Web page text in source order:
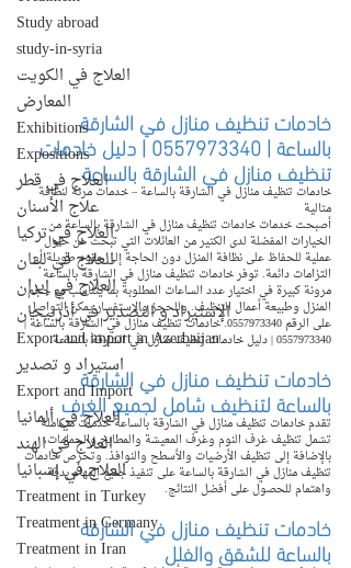
Study abroad
study-in-syria
العلاج في الكويت
المعارض
Exhibitions
Expositions
العلاج في قطر
علاج الأسنان
العلاج في تركيا
العلاج في لبنان
العلاج في إيران
الإستيراد و التصدير في أذربيجان
Export and import in Azerbaijan
استيراد و تصدير
Export and Import
العلاج في ألمانيا
العلاج في الهند
العلاج في إسبانيا
Treatment in Turkey
Treatment in Germany
Treatment in Iran
خادمات تنظيف منازل في الشارقة
بالساعة | 0557973340 | دليل خادمات
تنظيف منازل في الشارقة بالساعة
خادمات تنظيف منازل في الشارقة بالساعة – خدمات مرنة لنظافة
مثالية
أصبحت خدمات خادمات تنظيف منازل في الشارقة بالساعة من
الخيارات المفضلة لدى الكثير من العائلات التي تبحث عن حلول
عملية للحفاظ على نظافة المنزل دون الحاجة إلى عقود طويلة أو
التزامات دائمة. توفر خادمات تنظيف منازل في الشارقة بالساعة
مرونة كبيرة في اختيار عدد الساعات المطلوبة بما يتناسب مع حجم
المنزل وطبيعة أعمال التنظيف. وللحجز والاستفسار يمكن التواصل
على الرقم 0557973340. خادمات تنظيف منازل في الشارقة بالساعة |
0557973340 | دليل خادمات تنظيف منازل في الشارقة بالساعة
خادمات تنظيف منازل في الشارقة
بالساعة لتنظيف شامل لجميع الغرف
تقدم خادمات تنظيف منازل في الشارقة بالساعة خدمات متكاملة
تشمل تنظيف غرف النوم وغرف المعيشة والمطابخ والحمامات،
بالإضافة إلى تنظيف الأرضيات والأسطح والنوافذ. وتحرص خادمات
تنظيف منازل في الشارقة بالساعة على تنفيذ جميع المهام بدقة
واهتمام للحصول على أفضل النتائج.
خادمات تنظيف منازل في الشارقة
بالساعة للشقق والفلل